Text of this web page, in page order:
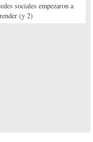
sociales empezaron a
(y 2)